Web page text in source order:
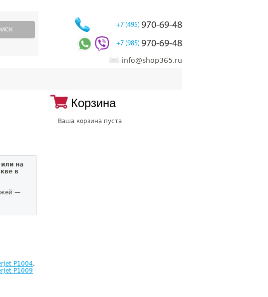
+7 (495) 970-69-48
+7 (985) 970-69-48
info@shop365.ru
на
в
—
P1004,
P1009
Корзина
Ваша корзина пуста